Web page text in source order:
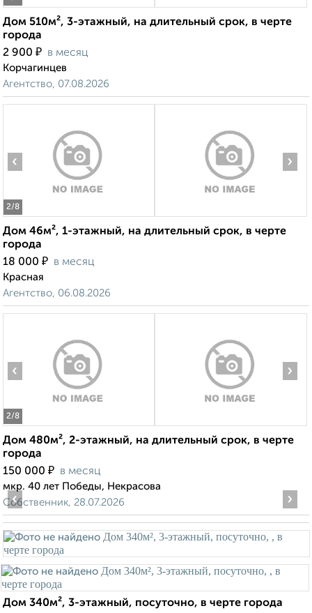
Дом 510м², 3-этажный, на длительный срок, в черте
города
2 900 ₽ в месяц
Корчагинцев
Агентство, 07.08.2026
2/8
‹ ›
Дом 46м², 1-этажный, на длительный срок, в черте
города
18 000 ₽ в месяц
Красная
Агентство, 06.08.2026
2/8
‹ ›
Дом 480м², 2-этажный, на длительный срок, в черте
города
150 000 ₽ в месяц
мкр. 40 лет Победы, Некрасова
Собственник, 28.07.2026
‹ ›
Дом 340м², 3-этажный, посуточно, в черте города